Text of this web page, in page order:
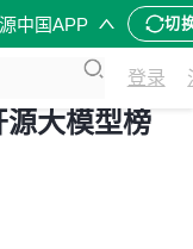
中国APP 切
登录
大模型榜